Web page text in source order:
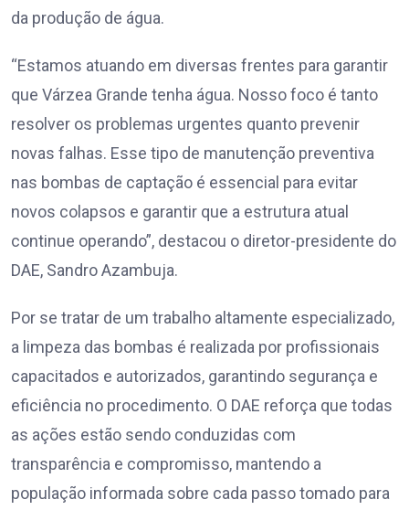
da produção de água.
“Estamos atuando em diversas frentes para garantir
que Várzea Grande tenha água. Nosso foco é tanto
resolver os problemas urgentes quanto prevenir
novas falhas. Esse tipo de manutenção preventiva
nas bombas de captação é essencial para evitar
novos colapsos e garantir que a estrutura atual
continue operando”, destacou o diretor-presidente do
DAE, Sandro Azambuja.
Por se tratar de um trabalho altamente especializado,
a limpeza das bombas é realizada por profissionais
capacitados e autorizados, garantindo segurança e
eficiência no procedimento. O DAE reforça que todas
as ações estão sendo conduzidas com
transparência e compromisso, mantendo a
população informada sobre cada passo tomado para